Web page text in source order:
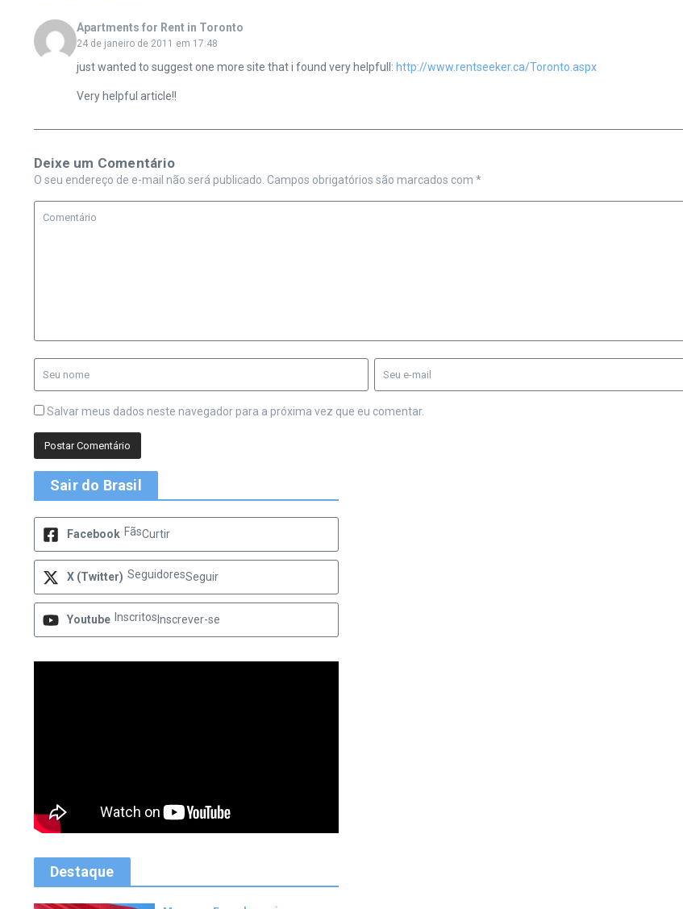
Apartments for Rent in Toronto
24 de janeiro de 2011 em 17:48
just wanted to suggest one more site that i found very helpfull: http://www.rentseeker.ca/Toronto.aspx
Very helpful article!!
Deixe um Comentário
O seu endereço de e-mail não será publicado. Campos obrigatórios são marcados com *
Salvar meus dados neste navegador para a próxima vez que eu comentar.
Sair do Brasil
Facebook FãsCurtir
X (Twitter) SeguidoresSeguir
Youtube Inscritos Inscrever-se
Destaque